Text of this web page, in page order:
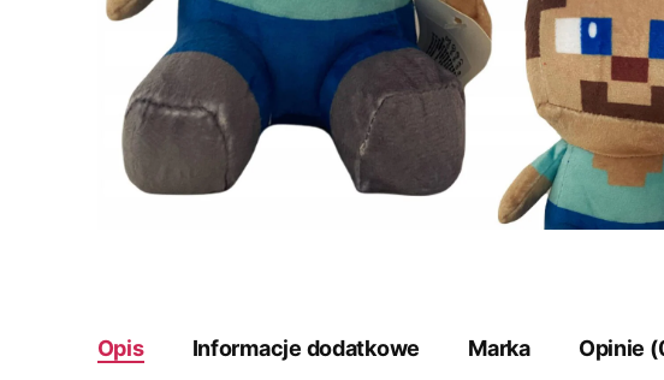
Opis Informacje dodatkowe Marka Opinie